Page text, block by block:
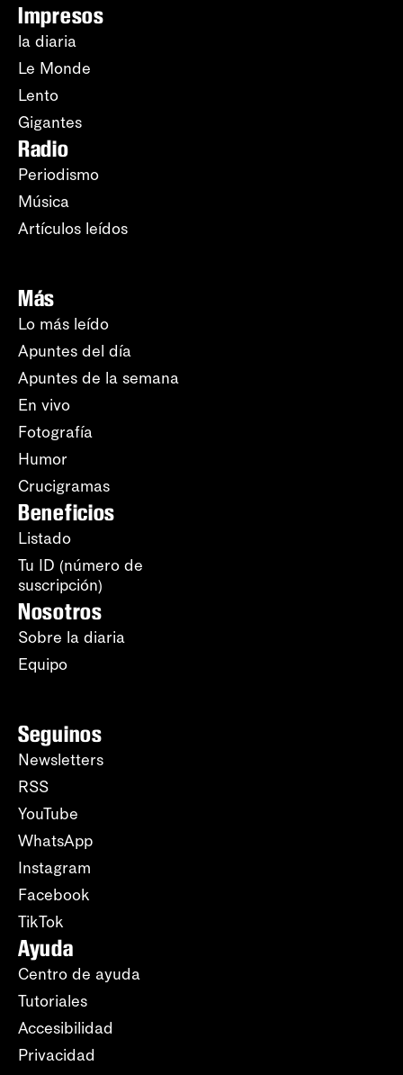
Impresos
la diaria
Le Monde
Lento
Gigantes
Radio
Periodismo
Música
Artículos leídos
Más
Lo más leído
Apuntes del día
Apuntes de la semana
En vivo
Fotografía
Humor
Crucigramas
Beneficios
Listado
Tu ID (número de
suscripción)
Nosotros
Sobre la diaria
Equipo
Seguinos
Newsletters
RSS
YouTube
WhatsApp
Instagram
Facebook
TikTok
Ayuda
Centro de ayuda
Tutoriales
Accesibilidad
Privacidad